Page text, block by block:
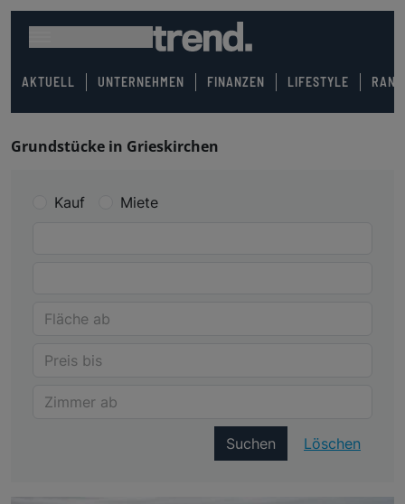
AKTUELL UNTERNEHMEN FINANZEN LIFESTYLE
Grundstücke in Grieskirchen
Kauf Miete
Suchen Löschen